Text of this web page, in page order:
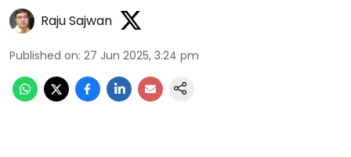
Raju Sajwan
Published on: 27 Jun 2025, 3:24 pm